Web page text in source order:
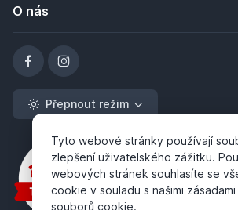
O nás
Přepnout režim
Tyto webové stránky používají
zlepšení uživatelského zážitku.
webových stránek souhlasíte se
cookie v souladu s našimi
souborů cookie.